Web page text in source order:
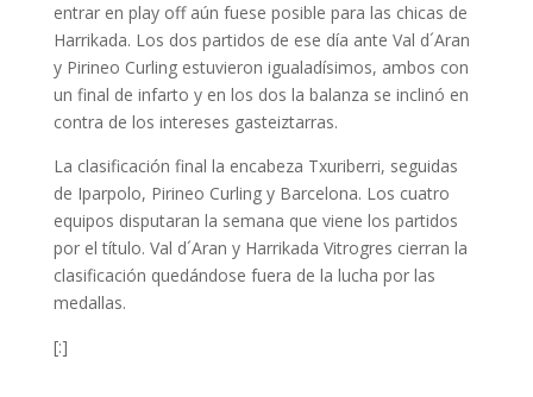
entrar en play off aún fuese posible para las chicas de
Harrikada. Los dos partidos de ese día ante Val d´Aran
y Pirineo Curling estuvieron igualadísimos, ambos con
un final de infarto y en los dos la balanza se inclinó en
contra de los intereses gasteiztarras.
La clasificación final la encabeza Txuriberri, seguidas
de Iparpolo, Pirineo Curling y Barcelona. Los cuatro
equipos disputaran la semana que viene los partidos
por el título. Val d´Aran y Harrikada Vitrogres cierran la
clasificación quedándose fuera de la lucha por las
medallas.
[:]